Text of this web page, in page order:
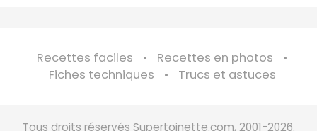
Recettes faciles
Recettes en photos
Fiches techniques
Trucs et astuces
Tous droits réservés Supertoinette.com, 2001-2026.